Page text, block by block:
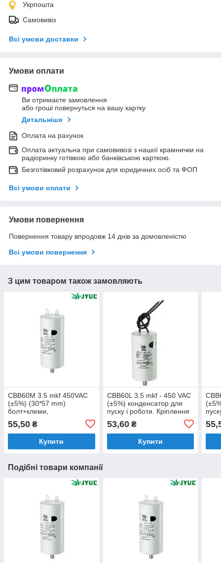
Укрпошта
Самовивіз
Всі умови доставки
Умови оплати
Ви отримаєте замовлення
або гроші повернуться на вашу картку
Детальніше
Оплата на рахунок
Оплата актуальна при самовивозі з нашої крамнички на
радіоринку готівкою або банківською карткою.
Безготівковий розрахунок для юридичних осіб та ФОП
Всі умови оплати
Умови повернення
Повернення товару впродовж 14 днів за домовленістю
Всі умови повернення
З цим товаром також замовляють
CBB60M 3.5 mkf 450VAC
(±5%) (30*57 mm)
болт+клеми,
конденсатор для пуску та
роботи
55,50 ₴
Купити
CBB60L 3,5 mkf - 450 VAC
(±5%) конденсатор для
пуску і роботи. Кріплення
болт + дроти (30*57 mm)
53,60₴
Купити
Подібні товари компанії